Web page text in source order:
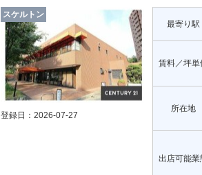
スケルトン
登録日：2026-07-27
最寄り駅
賃料／坪単
所在地
出店可能業